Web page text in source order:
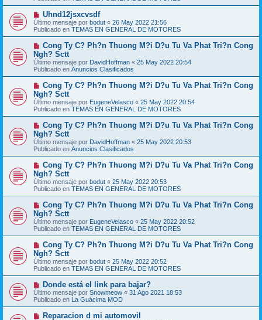
s
a
j
e
v
o
m
e
n
s
a
j
e
N
u
e
v
m
e
n
s
a
Uhnd12jsxcvsdf
Último mensaje por bodut « 26 May 2022 21:56
Publicado en TEMAS EN GENERAL DE MOTORES
N
e
v
o
m
e
n
s
a
e
Cong Ty C? Ph?n Thuong M?i D?u Tu Va Phat Tri?n Cong
Ngh? Sctt
Último mensaje por DavidHoffman « 25 May 2022 20:54
Publicado en Anuncios Clasificados
N
e
v
o
m
e
n
s
a
e
Cong Ty C? Ph?n Thuong M?i D?u Tu Va Phat Tri?n Cong
Ngh? Sctt
Último mensaje por EugeneVelasco « 25 May 2022 20:54
Publicado en TEMAS EN GENERAL DE MOTORES
N
e
v
o
m
e
n
s
a
e
Cong Ty C? Ph?n Thuong M?i D?u Tu Va Phat Tri?n Cong
Ngh? Sctt
Último mensaje por DavidHoffman « 25 May 2022 20:53
Publicado en Anuncios Clasificados
N
e
v
o
m
e
n
s
a
e
Cong Ty C? Ph?n Thuong M?i D?u Tu Va Phat Tri?n Cong
Ngh? Sctt
Último mensaje por bodut « 25 May 2022 20:53
Publicado en TEMAS EN GENERAL DE MOTORES
N
e
v
o
m
e
n
s
a
e
Cong Ty C? Ph?n Thuong M?i D?u Tu Va Phat Tri?n Cong
Ngh? Sctt
Último mensaje por EugeneVelasco « 25 May 2022 20:52
Publicado en TEMAS EN GENERAL DE MOTORES
N
e
v
o
m
n
s
a
Cong Ty C? Ph?n Thuong M?i D?u Tu Va Phat Tri?n Cong
Ngh? Sctt
Último mensaje por bodut « 25 May 2022 20:52
Publicado en TEMAS EN GENERAL DE MOTORES
N
u
e
v
o
m
Donde está el link para bajar?
Último mensaje por Snowmeow « 31 Ago 2021 18:53
Publicado en La Guácima MOD
NReparacion d mi automovil